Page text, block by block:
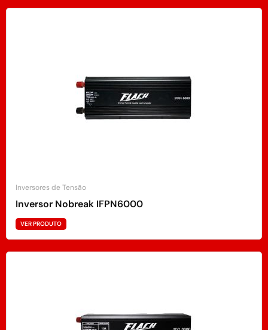
Inversores de Tensão
Inversor Nobreak IFPN6000
VER PRODUTO